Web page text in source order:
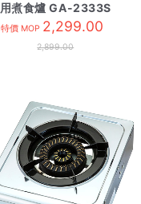
用煮食爐 GA-2333S
特價 MOP 2,299.00
2,899.00